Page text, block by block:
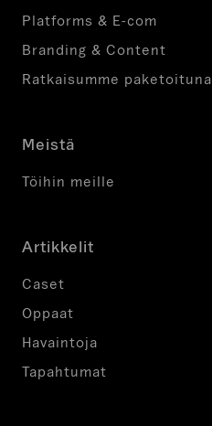
Platforms & E-com
Branding & Content
Ratkaisumme paketoituna
Meistä
Töihin meille
Artikkelit
Caset
Oppaat
Havaintoja
Tapahtumat